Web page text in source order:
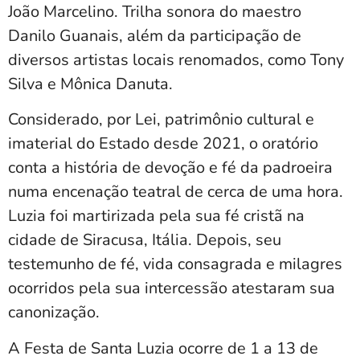
João Marcelino. Trilha sonora do maestro
Danilo Guanais, além da participação de
diversos artistas locais renomados, como Tony
Silva e Mônica Danuta.
Considerado, por Lei, patrimônio cultural e
imaterial do Estado desde 2021, o oratório
conta a história de devoção e fé da padroeira
numa encenação teatral de cerca de uma hora.
Luzia foi martirizada pela sua fé cristã na
cidade de Siracusa, Itália. Depois, seu
testemunho de fé, vida consagrada e milagres
ocorridos pela sua intercessão atestaram sua
canonização.
A Festa de Santa Luzia ocorre de 1 a 13 de